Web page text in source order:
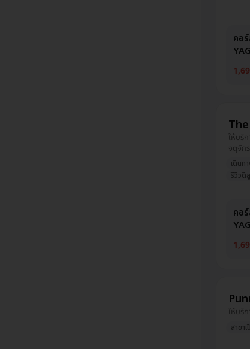
คอ
ให้บริ
จตุจัก
เดินท
รีวิวดี
คอ
ให้บริ
สาขา